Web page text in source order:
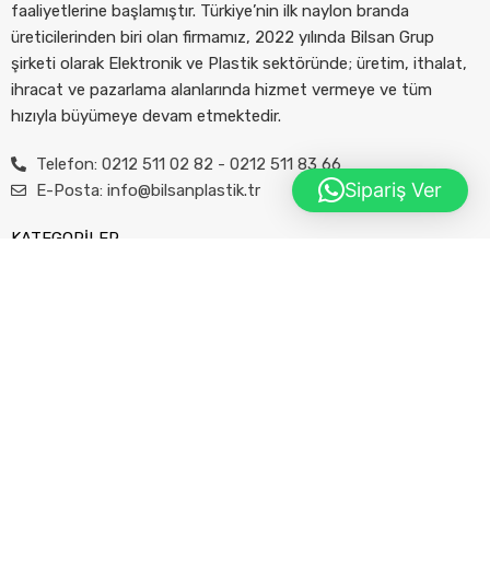
faaliyetlerine başlamıştır. Türkiye’nin ilk naylon branda
üreticilerinden biri olan firmamız, 2022 yılında Bilsan Grup
şirketi olarak Elektronik ve Plastik sektöründe; üretim, ithalat,
ihracat ve pazarlama alanlarında hizmet vermeye ve tüm
hızıyla büyümeye devam etmektedir.
Telefon: 0212 511 02 82 - 0212 511 83 66
E-Posta: info@bilsanplastik.tr
KATEGORİLER
Sipariş Ver